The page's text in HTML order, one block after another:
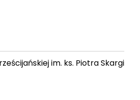
im. ks. Piotra Skargi